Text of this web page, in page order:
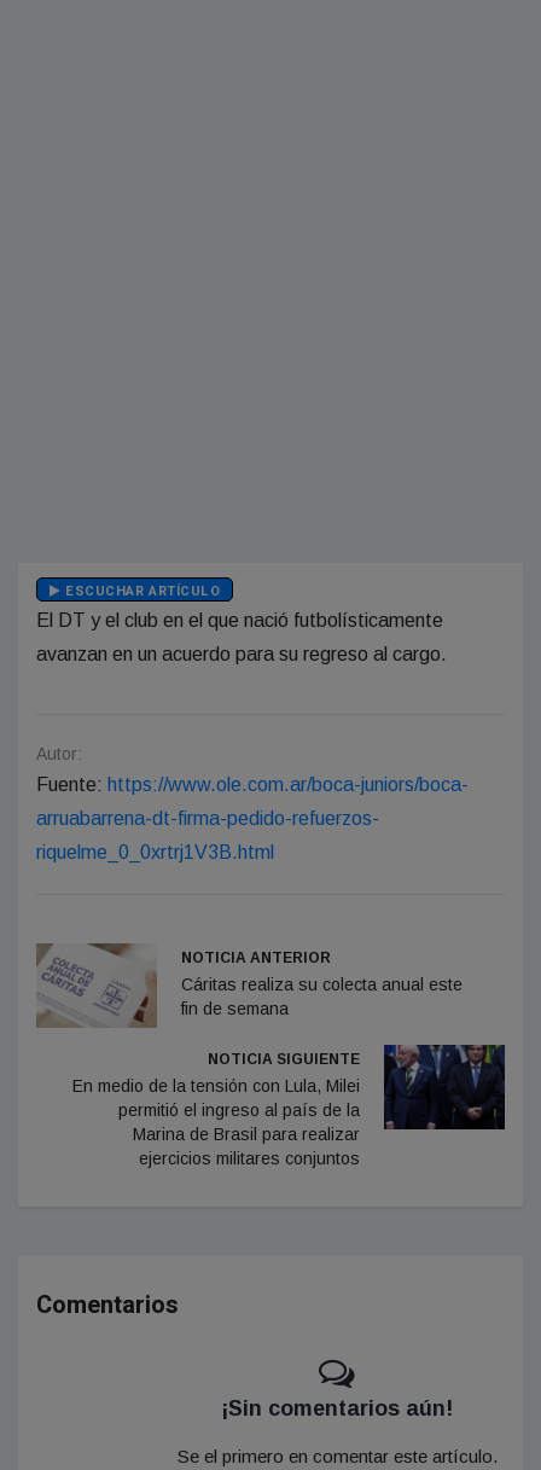
ESCUCHAR ARTÍCULO
El DT y el club en el que nació futbolísticamente
avanzan en un acuerdo para su regreso al cargo.
Autor:
Fuente: https://www.ole.com.ar/boca-juniors/boca-
arruabarrena-dt-firma-pedido-refuerzos-
riquelme_0_0xrtrj1V3B.html
NOTICIA ANTERIOR
Cáritas realiza su colecta anual este
fin de semana
NOTICIA SIGUIENTE
En medio de la tensión con Lula, Milei
permitió el ingreso al país de la
Marina de Brasil para realizar
ejercicios militares conjuntos
Comentarios
¡Sin comentarios aún!
Se el primero en comentar este artículo.